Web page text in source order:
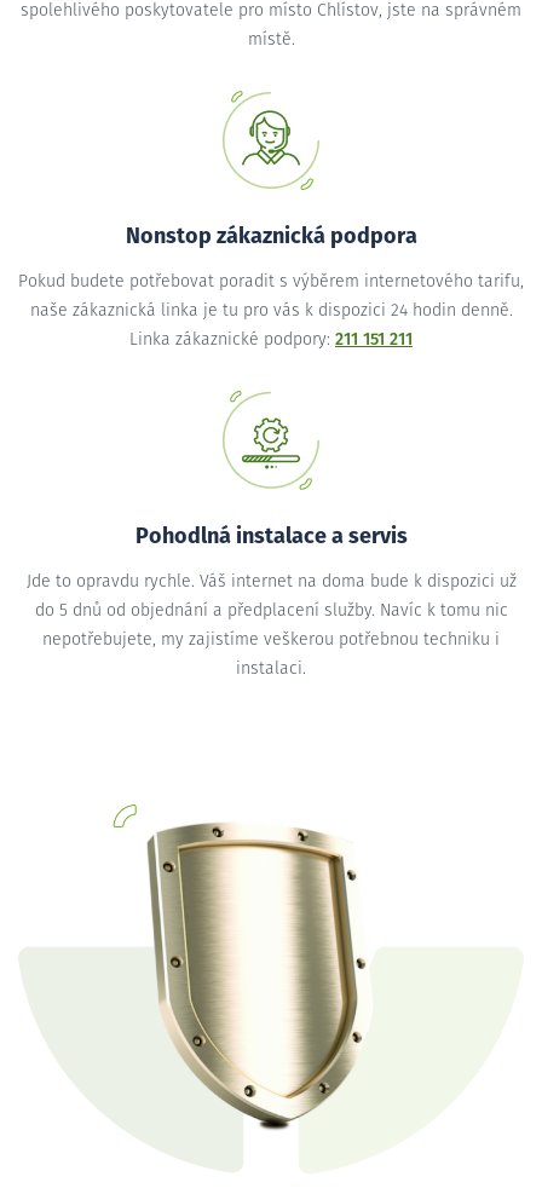
spolehlivého poskytovatele pro místo Chlístov, jste na správném
místě.
Nonstop zákaznická podpora
Pokud budete potřebovat poradit s výběrem internetového tarifu,
naše zákaznická linka je tu pro vás k dispozici 24 hodin denně.
Linka zákaznické podpory: 211 151 211
Pohodlná instalace a servis
Jde to opravdu rychle. Váš internet na doma bude k dispozici už
do 5 dnů od objednání a předplacení služby. Navíc k tomu nic
nepotřebujete, my zajistíme veškerou potřebnou techniku i
instalaci.